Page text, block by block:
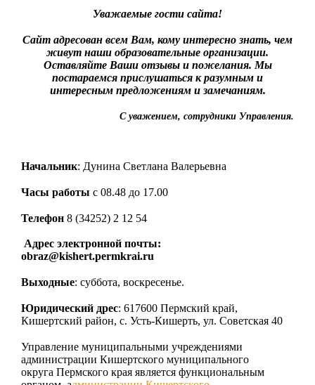
Уважаемые гости сайта!
Сайт адресован всем Вам, кому интересно знать, чем
живут наши образовательные организации.
Оставляйте Ваши отзывы и пожелания. Мы
постараемся прислушаться к разумным и
интересным предложениям и замечаниям.
С уважением, сотрудники Управления.
Начальник: Дунина Светлана Валерьевна
Часы работы с 08.48 до 17.00
Телефон 8 (34252) 2 12 54
Адрес электронной почты:
obraz@kishert.permkrai.ru
Выходные: суббота, воскресенье.
Юридический дрес: 617600 Пермский край,
Кишертский район, с. Усть-Кишерть, ул. Советская 40
Управление муниципальными учреждениями
администрации Кишертского муниципального
округа Пермского края является функциональным